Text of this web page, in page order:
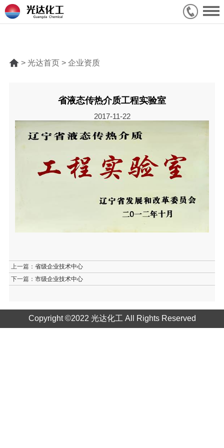
> 光达首页 > 企业资质
省液态传热介质工程实验室
2017-11-22
上一篇：省级企业技术中心
下一篇：市级企业技术中心
Copyright ©2022 光达化工 All Rights Reserved